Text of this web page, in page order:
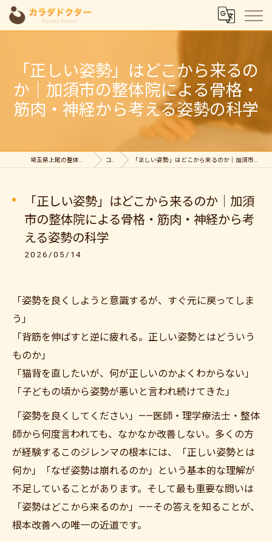
「正しい姿勢」はどこから来るの
か｜加須市の整体院による骨格・
筋肉・神経から考える姿勢の科学
コラム 「正しい姿勢」はどこから来るのか｜加須市の整体院による骨格・筋肉・神経から考える姿勢の科学
「正しい姿勢」はどこから来るのか｜加須
市の整体院による骨格・筋肉・神経から考
える姿勢の科学
2026/05/14
「姿勢を良くしようと意識するが、すぐ元に戻ってしま
う」
「背筋を伸ばすと逆に疲れる。正しい姿勢とはどういう
ものか」
「猫背を直したいが、何が正しいのかよくわからない」
「子どもの頃から姿勢が悪いと言われ続けてきた」
「姿勢を良くしてください」——医師・理学療法士・整体
師から何度言われても、なかなか改善しない。多くの方
が経験するこのジレンマの根本には、「正しい姿勢とは
何か」「なぜ姿勢は崩れるのか」という基本的な理解が
不足していることがあります。そして最も重要な問いは
「姿勢はどこから来るのか」——その答えを知ることが、
根本改善への唯一の近道です。